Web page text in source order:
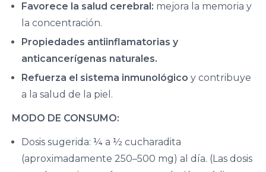
Favorece la salud cerebral: mejora la memoria y
la concentración.
Propiedades antiinflamatorias y
anticancerígenas naturales.
Refuerza el sistema inmunológico y contribuye
a la salud de la piel.
MODO DE CONSUMO:
Dosis sugerida: ¼ a ½ cucharadita
(aproximadamente 250–500 mg) al día. (Las dosis